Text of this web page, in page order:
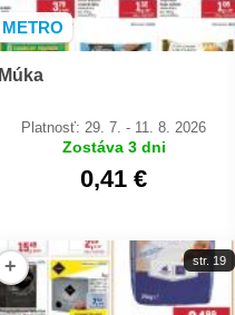
METRO
Múka
Platnosť: 29. 7. - 11. 8. 2026
Zostáva 3 dni
0,41 €
+ str. 19